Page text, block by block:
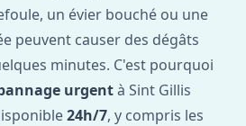
un évier bouché ou une
peuvent causer des dégâts
minutes. C'est pourquoi
urgentà Sint Gillis
24h/7, y compris les